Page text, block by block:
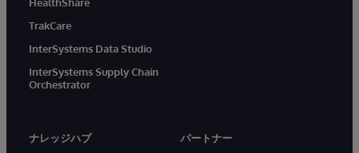
TrakCare
InterSystems Data Studio
InterSystems Supply Chain
Orchestrator
ナレッジハブ
パートナー